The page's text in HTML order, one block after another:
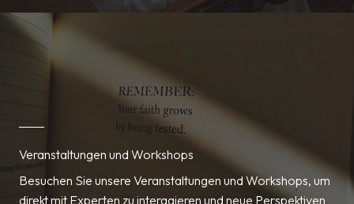
Veranstaltungen und Workshops
Besuchen Sie unsere Veranstaltungen und Workshops, um
direkt mit Experten zu interagieren und neue Perspektiven